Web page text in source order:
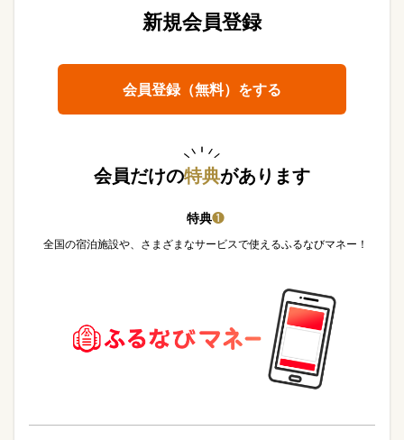
新規会員登録
会員登録（無料）をする
会員だけの特典があります
特典❶
全国の宿泊施設や、さまざまなサービスで使えるふるなびマネー！